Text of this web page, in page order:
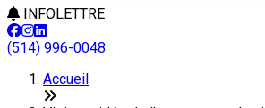
INFOLETTRE
(514) 996-0048
Accueil